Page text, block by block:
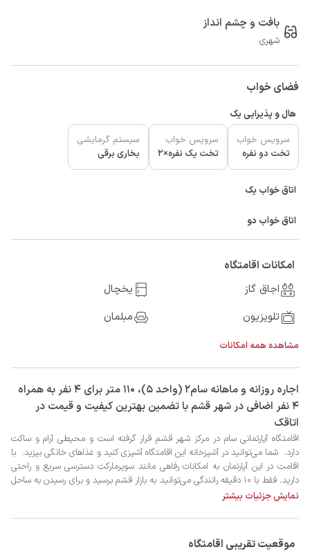
بافت و چشم انداز
شهری
فضای خواب
هال و پذیرایی یک
سرویس خواب
تخت دو نفره
سرویس خواب
تخت یک نفره×2
سیستم گرمایشی
بخاری برقی
اتاق خواب یک
اتاق خواب دو
امکانات اقامتگاه
اجاق گاز
یخچال
تلویزیون
مبلمان
مشاهده همه امکانات
‫‫اجاره روزانه و ماهانه سام2 (واحد 5)، 110 متر برای 4 نفر به همراه
4 نفر اضافی در شهر قشم با تضمین بهترین کیفیت و قیمت در
اتاقک
نمایش جزئیات بیشتر
موقعیت تقریبی اقامتگاه